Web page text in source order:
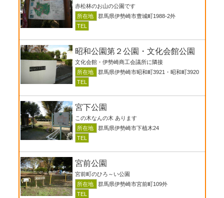
赤松林のお山の公園です
所在地
群馬県伊勢崎市豊城町1988-2外
TEL
昭和公園第２公園・文化会館公園
文化会館・伊勢崎商工会議所に隣接
所在地
群馬県伊勢崎市昭和町3921・昭和町3920
TEL
宮下公園
この木なんの木 あります
所在地
群馬県伊勢崎市下植木24
TEL
宮前公園
宮前町のひろ～い公園
所在地
群馬県伊勢崎市宮前町109外
TEL